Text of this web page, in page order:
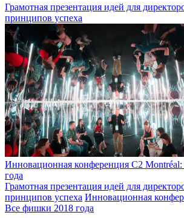
Грамотная презентация идей для
принципов успеха
Инновационная конференция C2
года
Грамотная презентация идей для
принципов успеха Инновационная
Все фишки 2018 года